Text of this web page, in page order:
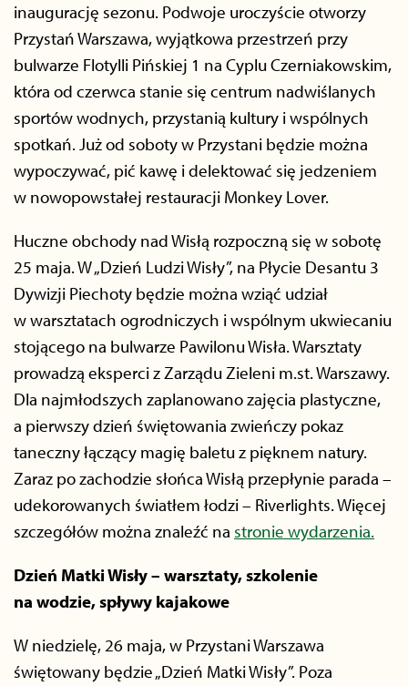
inaugurację sezonu. Podwoje uroczyście otworzy
Przystań Warszawa, wyjątkowa przestrzeń przy
bulwarze Flotylli Pińskiej 1 na Cyplu Czerniakowskim,
która od czerwca stanie się centrum nadwiślanych
sportów wodnych, przystanią kultury i wspólnych
spotkań. Już od soboty w Przystani będzie można
wypoczywać, pić kawę i delektować się jedzeniem
w nowopowstałej restauracji Monkey Lover.
Huczne obchody nad Wisłą rozpoczną się w sobotę
25 maja. W „Dzień Ludzi Wisły”, na Płycie Desantu 3
Dywizji Piechoty będzie można wziąć udział
w warsztatach ogrodniczych i wspólnym ukwiecaniu
stojącego na bulwarze Pawilonu Wisła. Warsztaty
prowadzą eksperci z Zarządu Zieleni m.st. Warszawy.
Dla najmłodszych zaplanowano zajęcia plastyczne,
a pierwszy dzień świętowania zwieńczy pokaz
taneczny łączący magię baletu z pięknem natury.
Zaraz po zachodzie słońca Wisłą przepłynie parada –
udekorowanych światłem łodzi – Riverlights. Więcej
szczegółów można znaleźć na stronie wydarzenia.
Dzień Matki Wisły – warsztaty, szkolenie
na wodzie, spływy kajakowe
W niedzielę, 26 maja, w Przystani Warszawa
świętowany będzie „Dzień Matki Wisły”. Poza